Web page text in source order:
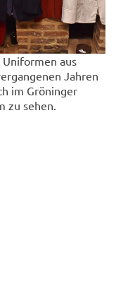
Uniformen aus
Jahren
im Gröninger
zu sehen.